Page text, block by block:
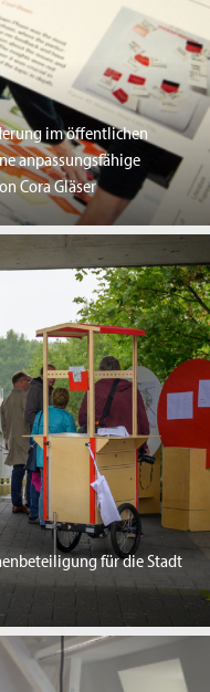
im öffentlichen
anpassungsfähige
Cora Gläser
für die Stadt